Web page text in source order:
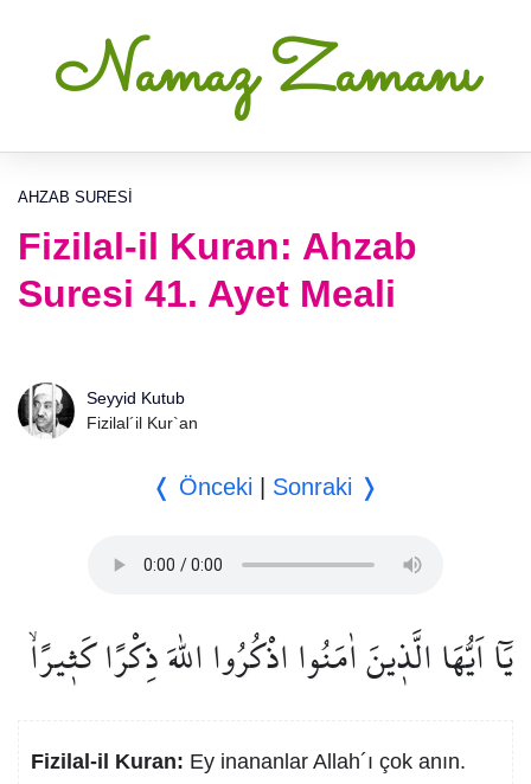
Namaz Zamanı
AHZAB SURESI
Fizilal-il Kuran: Ahzab
Suresi 41. Ayet Meali
Seyyid Kutub
Fizilal´il Kur`an
❬ Önceki Sonraki ❭
يَٓا اَيُّهَا الَّذ۪ينَ اٰمَنُوا اذْكُرُوا اللّٰهَ ذِكْرًا كَث۪يرًاۙ
Fizilal-il Kuran: Ey inananlar Allah´ı çok anın.